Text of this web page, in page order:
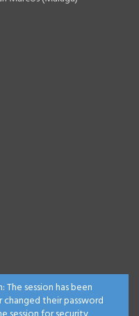
session has been
their password